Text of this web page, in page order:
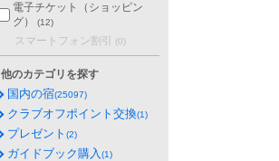
電子チケット（ショッピン
グ）
(12)
スマートフォン割引 (0)
他のカテゴリを探す
国内の宿(25097)
クラブオフポイント交換(1)
プレゼント (2)
ガイドブック購入 (1)